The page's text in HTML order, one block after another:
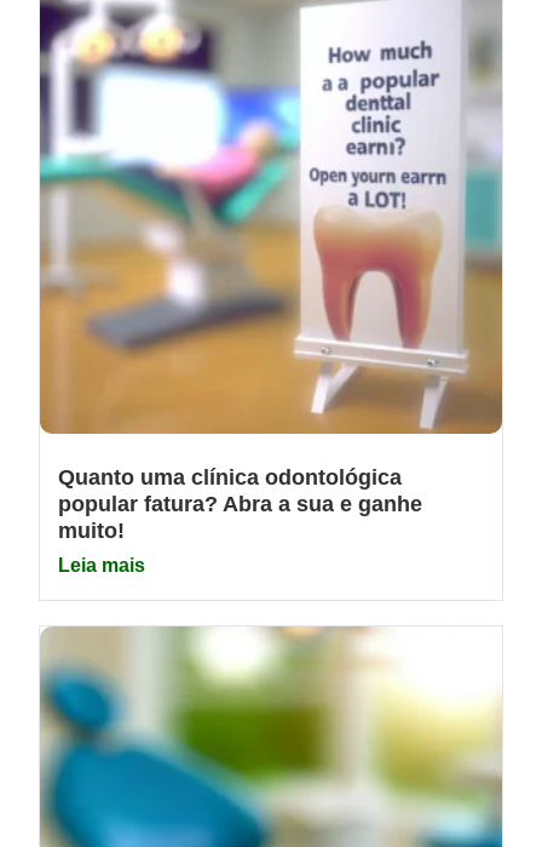
Quanto uma clínica odontológica
popular fatura? Abra a sua e ganhe
muito!
Leia mais